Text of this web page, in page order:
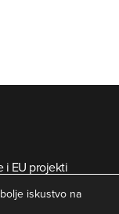
i EU projekti
Zaštita privatnosti
iskustvo na